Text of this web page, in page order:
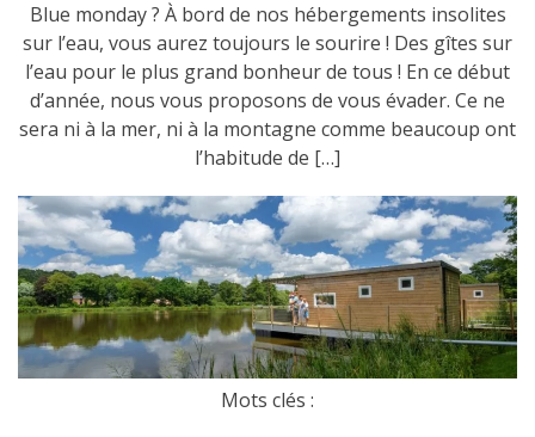
Blue monday ? À bord de nos hébergements insolites
sur l’eau, vous aurez toujours le sourire ! Des gîtes sur
l’eau pour le plus grand bonheur de tous ! En ce début
d’année, nous vous proposons de vous évader. Ce ne
sera ni à la mer, ni à la montagne comme beaucoup ont
l’habitude de […]
Mots clés :